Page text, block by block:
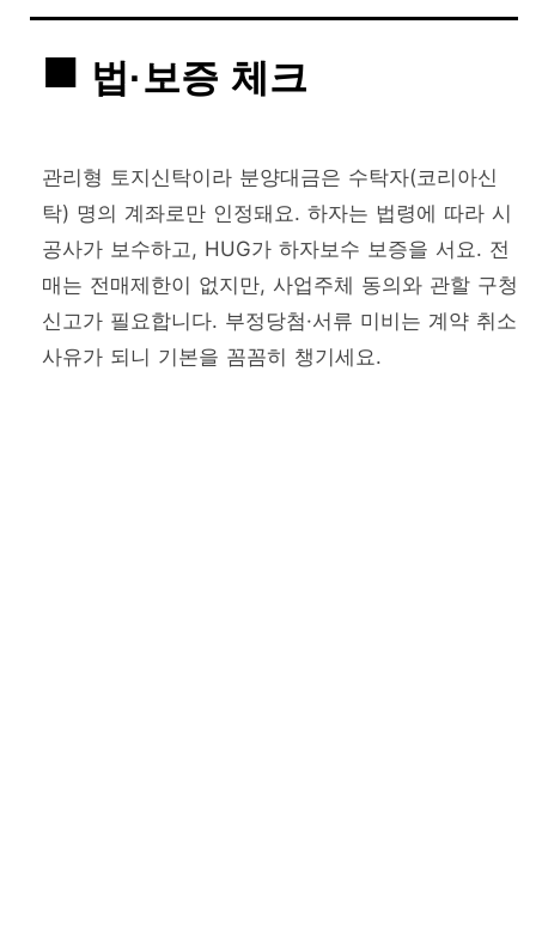
법·보증 체크
관리형 토지신탁이라 분양대금은 수탁자(코리아신
탁) 명의 계좌로만 인정돼요. 하자는 법령에 따라 시
공사가 보수하고, HUG가 하자보수 보증을 서요. 전
매는 전매제한이 없지만, 사업주체 동의와 관할 구청
신고가 필요합니다. 부정당첨·서류 미비는 계약 취소
사유가 되니 기본을 꼼꼼히 챙기세요.